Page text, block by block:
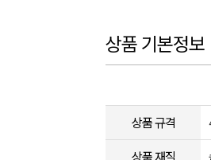
상품 기본정보
상품 규격
상품 재질